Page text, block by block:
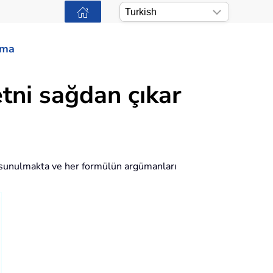
sağdan çıkar
ve her formülün argümanları